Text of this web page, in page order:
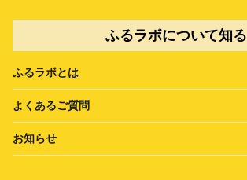
ふるラボについて知る
ふるラボとは
よくあるご質問
お知らせ